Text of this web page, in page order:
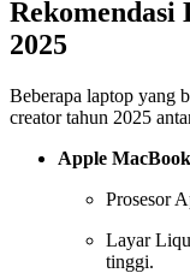
2025
Beberapa laptop yang
creator tahun 2025
Apple
Prosesor
Layar
tinggi.